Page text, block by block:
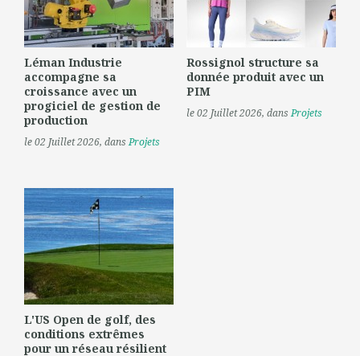
Léman Industrie
accompagne sa
croissance avec un
progiciel de gestion de
production
le 02 Juillet 2026, dansProjets
Rossignol structure sa
donnée produit avec un
PIM
le 02 Juillet 2026, dansProjets
L'US Open de golf, des
conditions extrêmes
pour un réseau résilient